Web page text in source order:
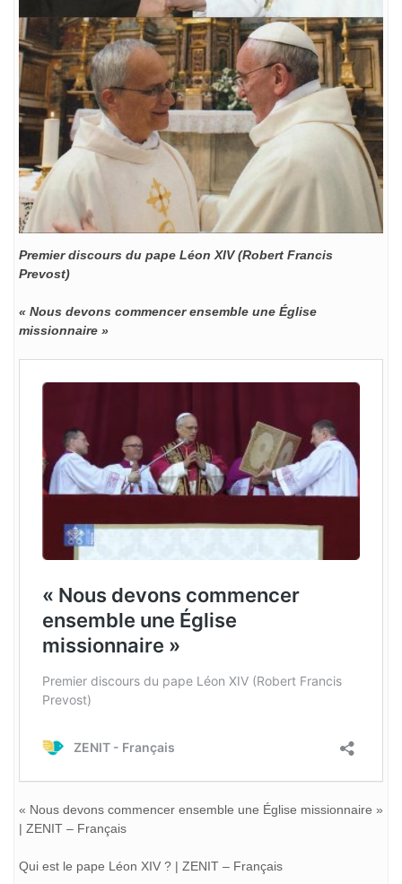
Premier discours du pape Léon XIV (Robert Francis
Prevost)
« Nous devons commencer ensemble une Église
missionnaire »
« Nous devons commencer ensemble une Église missionnaire »
| ZENIT – Français
Qui est le pape Léon XIV ? | ZENIT – Français